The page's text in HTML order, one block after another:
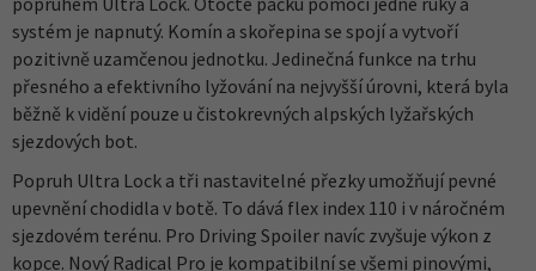
systém je napnutý. Komín a skořepina se spojí a vytvoří
pozitivně uzamčenou jednotku. Jedinečná funkce na trhu
přesného a efektivního lyžování na nejvyšší úrovni, která byla
běžně k vidění pouze u čistokrevných alpských lyžařských
sjezdových bot.
Popruh Ultra Lock a tři nastavitelné přezky umožňují pevné
upevnění chodidla v botě. To dává flex index 110 i v náročném
sjezdovém terénu. Pro Driving Spoiler navíc zvyšuje výkon z
kopce. Nový Radical Pro je kompatibilní se všemi pinovými,